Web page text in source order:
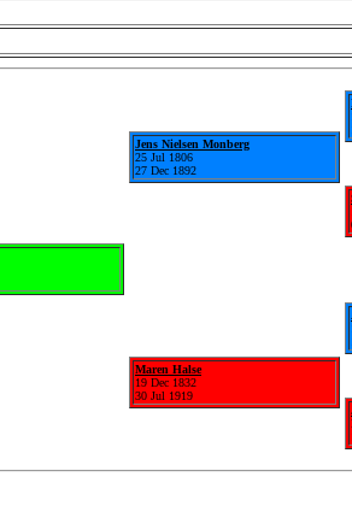
Jens Nielsen Monberg
25 Jul 1806
27 Dec 1892
Maren Halse
19 Dec 1832
30 Jul 1919